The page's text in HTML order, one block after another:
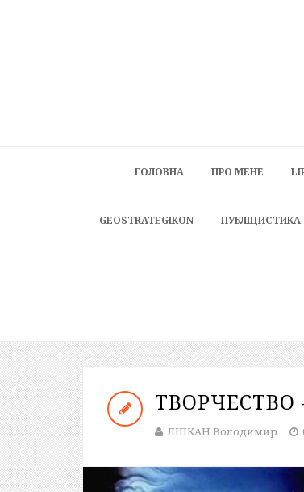
ГОЛОВНА ПРО МЕНЕ
GEOSTRATEGIKON ПУБЛІЦИСТИКА
ЛІПКАН Володимир